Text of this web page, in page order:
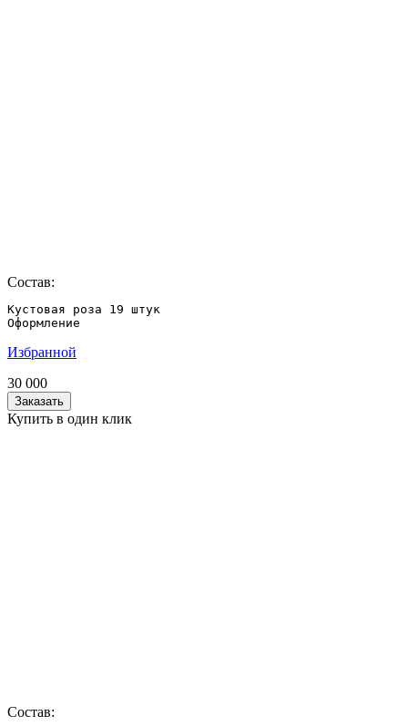
Состав:
Кустовая роза 19 штук
Оформление
Избранной
30 000
Заказать
Купить в один клик
Состав: